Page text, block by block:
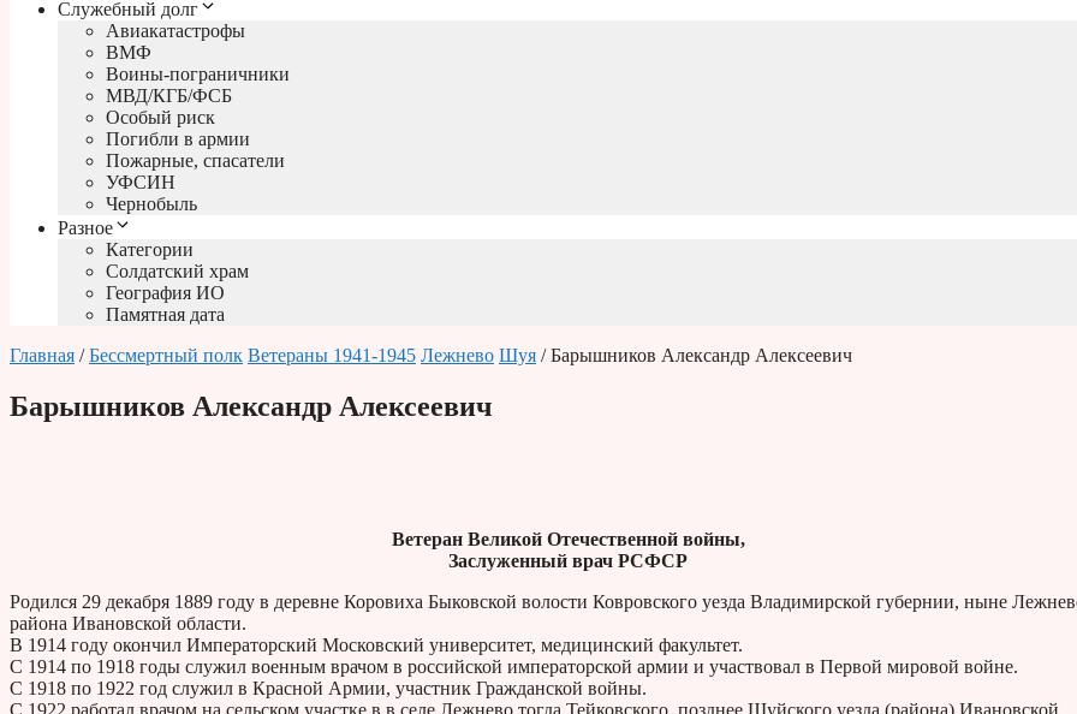
Служебный долг
Авиакатастрофы
ВМФ
Воины-пограничники
МВД/КГБ/ФСБ
Особый риск
Погибли в армии
Пожарные, спасатели
УФСИН
Чернобыль
Разное
Категории
Солдатский храм
География ИО
Памятная дата
Главная /Бессмертный полк Ветераны 1941-1945 Лежнево Шуя / Барышников Александр Алексеевич
Барышников Александр Алексеевич
Ветеран Великой Отечественной войны,
Заслуженный врач РСФСР
Родился 29 декабря 1889 году в деревне Коровиха Быковской волости Ковровского уезда Владимирской губернии, ныне
района Ивановской области.
В 1914 году окончил Императорский Московский университет, медицинский факультет.
С 1914 по 1918 годы служил военным врачом в российской императорской армии и участвовал в Первой мировой войне.
С 1918 по 1922 год служил в Красной Армии, участник Гражданской войны.